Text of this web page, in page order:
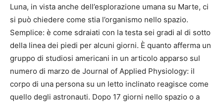
Luna, in vista anche dell’esplorazione umana su Marte, ci
si può chiedere come stia l’organismo nello spazio.
Semplice: è come sdraiati con la testa sei gradi al di sotto
della linea dei piedi per alcuni giorni. È quanto afferma un
gruppo di studiosi americani in un articolo apparso sul
numero di marzo de Journal of Applied Physiology: il
corpo di una persona su un letto inclinato reagisce come
quello degli astronauti. Dopo 17 giorni nello spazio o a